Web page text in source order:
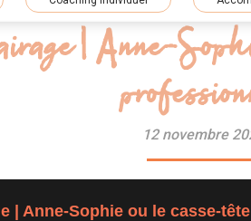
| Anne-
12 novembre